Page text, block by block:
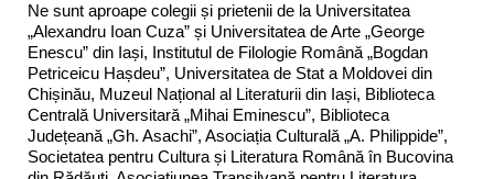
Ne sunt aproape colegii și prietenii de la Universitatea
„Alexandru Ioan Cuza” și Universitatea de Arte „George
Enescu” din Iași, Institutul de Filologie Română „Bogdan
Petriceicu Hașdeu”, Universitatea de Stat a Moldovei din
Chișinău, Muzeul Național al Literaturii din Iași, Biblioteca
Centrală Universitară „Mihai Eminescu”, Biblioteca
Județeană „Gh. Asachi”, Asociația Culturală „A. Philippide”,
Societatea pentru Cultura și Literatura Română în Bucovina